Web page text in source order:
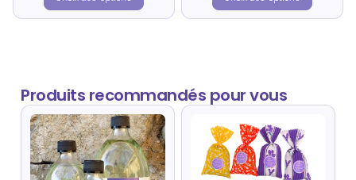
Produits recommandés pour vous